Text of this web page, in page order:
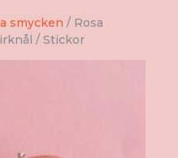
smycken / Rosa
/ Stickor